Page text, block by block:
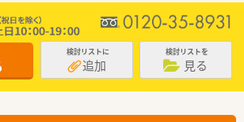
検討リストに
追加
検討リストを
見る